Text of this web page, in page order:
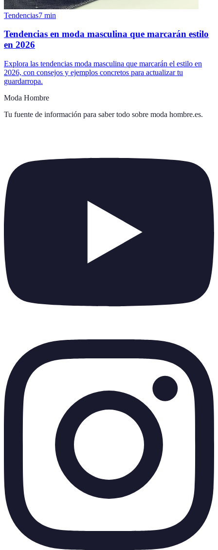
Tendencias7 min
Tendencias en moda masculina que marcarán estilo
en 2026
Explora las tendencias moda masculina que marcarán el estilo en
2026, con consejos y ejemplos concretos para actualizar tu
guardarropa.
Moda Hombre
Tu fuente de información para saber todo sobre moda hombre.es.